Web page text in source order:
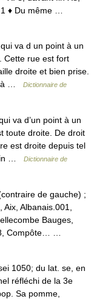
1 ♦ Du même …
va d un point à un
Cette rue est fort
droite et bien prise.
à …
Dictionnaire de
va d’un point à un
toute droite. De droit
est droite depuis tel
…
Dictionnaire de
de gauche) ;
Albanais.001,
Bauges,
Compôte… …
1050; du lat. se, en
réfléchi de la 3e
Sa pomme,